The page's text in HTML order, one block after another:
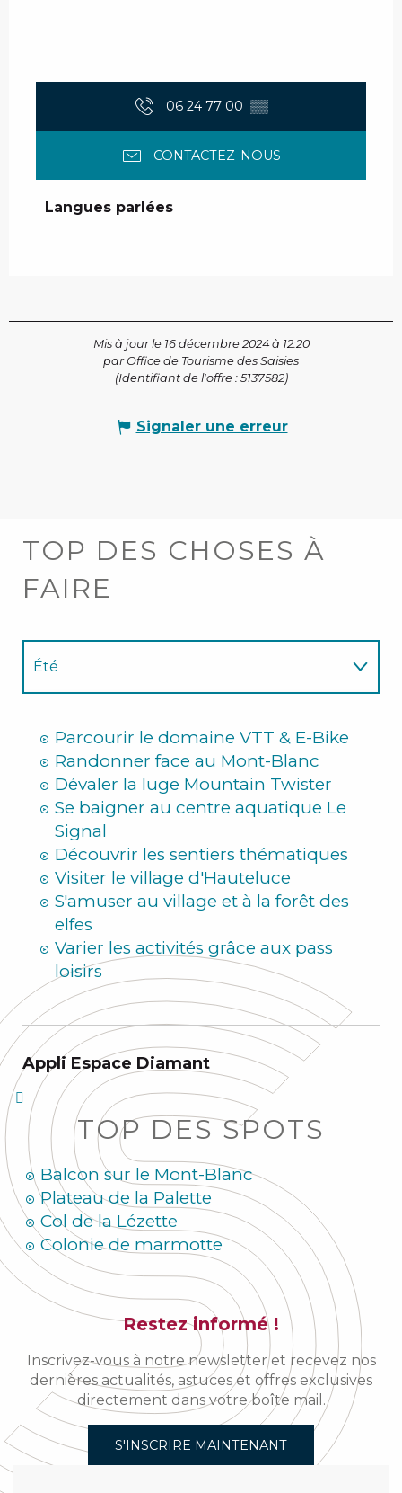
06 24 77 00 ▒▒
CONTACTEZ-NOUS
Langues parlées
Langues parlées
Mis à jour le 16 décembre 2024 à 12:20
par Office de Tourisme des Saisies
(Identifiant de l'offre : 5137582)
Signaler une erreur
TOP DES CHOSES À
FAIRE
Été
Parcourir le domaine VTT & E-Bike
Randonner face au Mont-Blanc
Dévaler la luge Mountain Twister
Se baigner au centre aquatique Le
Signal
Découvrir les sentiers thématiques
Visiter le village d'Hauteluce
S'amuser au village et à la forêt des
elfes
Varier les activités grâce aux pass
loisirs
Appli Espace Diamant
TOP DES SPOTS
Balcon sur le Mont-Blanc
Plateau de la Palette
Col de la Lézette
Colonie de marmotte
Restez informé !
Inscrivez-vous à notre newsletter et recevez nos
dernières actualités, astuces et offres exclusives
directement dans votre boîte mail.
S'INSCRIRE MAINTENANT